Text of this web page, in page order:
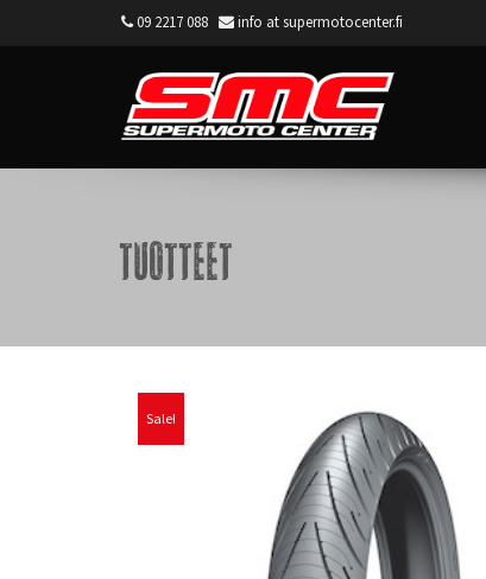
09 2217 088 info at supermotocenter.fi
Tuotteet
Sale!